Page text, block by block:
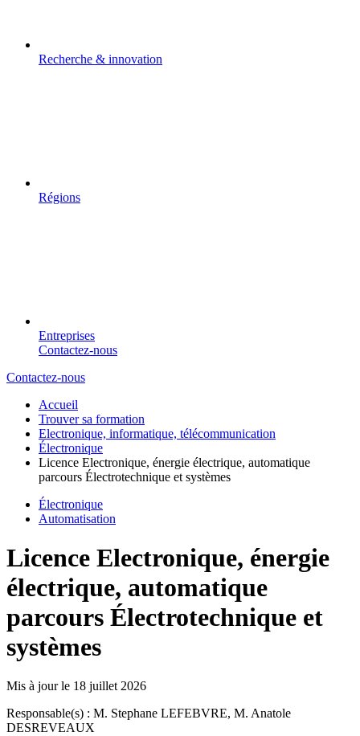
Recherche & innovation
Régions
Entreprises
Contactez-nous
Contactez-nous
Accueil
Trouver sa formation
Electronique, informatique, télécommunication
Électronique
Licence Electronique, énergie électrique, automatique
parcours Électrotechnique et systèmes
Électronique
Automatisation
Licence Electronique, énergie
électrique, automatique
parcours Électrotechnique et
systèmes
Mis à jour le 18 juillet 2026
Responsable(s) : M. Stephane LEFEBVRE, M. Anatole
DESREVEAUX